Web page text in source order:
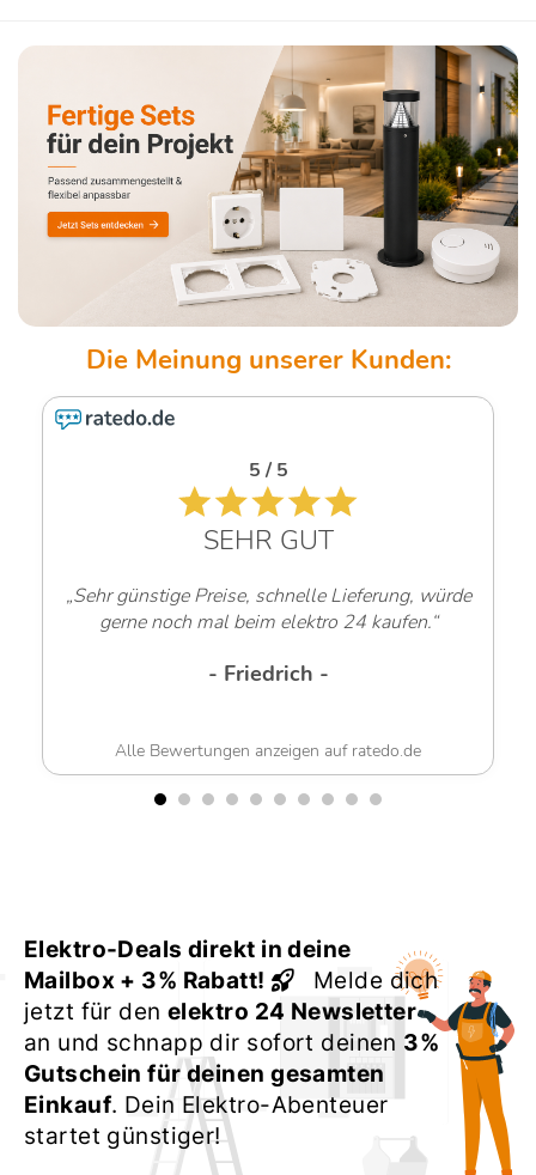
schnelle Lieferung, würde
beim elektro 24 kaufen.“
anzeigen auf ratedo.de
„Sehr
Alle Bewertungen
Elektro-Deals direkt in deine
Mailbox + 3% Rabatt!
Melde dich
jetzt für denelektro 24 Newsletter
an und schnapp dir sofort deinen 3%
Gutschein für deinen gesamten
Einkauf. Dein Elektro-Abenteuer
startet günstiger!